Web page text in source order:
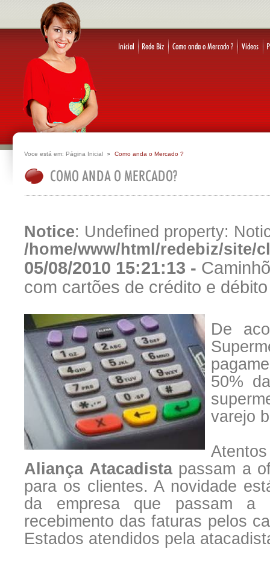
Voce está em: Página Inicial Como anda o Mercado ?
Notice: Undefined property:
/home/www/html/redebiz/site/
05/08/2010 15:21:13 -
com cartões de crédito e débito
De
50%
varejo
Aliança Atacadistapassam a
para os clientes. A novidade
da empresa que passam a
recebimento das faturas pelos
Estados atendidos pela